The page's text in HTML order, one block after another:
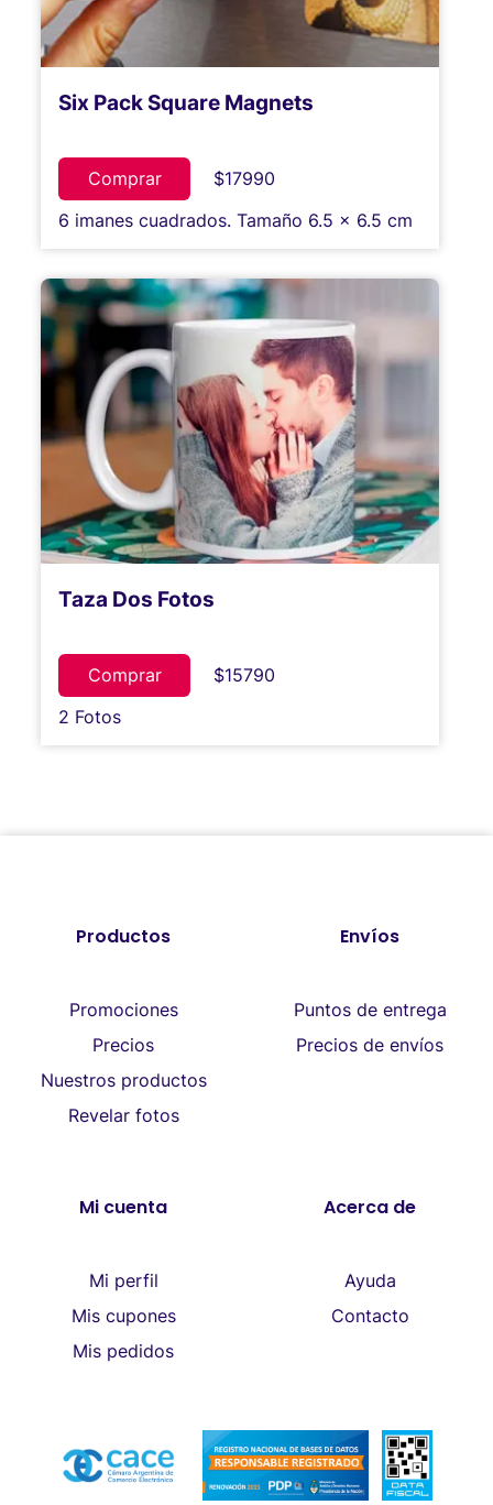
Six Pack Square Magnets
Comprar
$17990
6 imanes cuadrados. Tamaño 6.5 x 6.5 cm
Taza Dos Fotos
Comprar
$15790
2 Fotos
Productos
Promociones
Precios
Nuestros productos
Revelar fotos
Envíos
Puntos de entrega
Precios de envíos
Mi cuenta
Mi perfil
Mis cupones
Mis pedidos
Acerca de
Ayuda
Contacto